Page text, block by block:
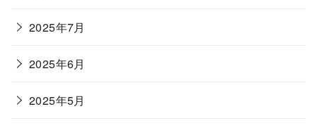
2025年7月
2025年6月
2025年5月